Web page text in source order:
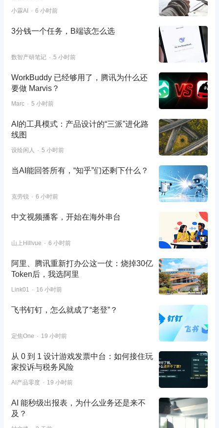
小霖AI 6 小时前
3分钱一个任务，B端该怎么选
数智产研笔记 5 小时前
WorkBuddy 已经够用了，腾讯为什么还
要做 Marvis？
Marc 5 小时前
AI的工具模式：产品设计的“三派”进化路
线图
设绘闲人 5 小时前
当AI能回答所有，“知乎”们还剩下什么？
克劳锐 6 小时前
中文视频播客，开始在海外串台
山上Hillvue 6 小时前
阿里、腾讯重新打办公这一仗：烧掉30亿
Token后，我选阿里
Link01 16 小时前
飞书钉钉，怎么就成了“老登”？
定焦One 19 小时前
从 0 到 1 设计游戏发票中台：如何接住玩
家投诉与税务风险
AI产品零度 19 小时前
AI 能秒级出报表，为什么业务还是来不
及？